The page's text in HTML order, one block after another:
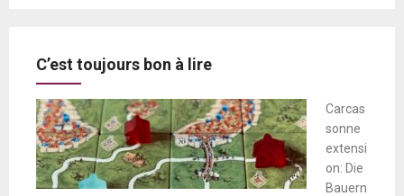
C’est toujours bon à lire
Carcas
sonne
extensi
on: Die
Bauern